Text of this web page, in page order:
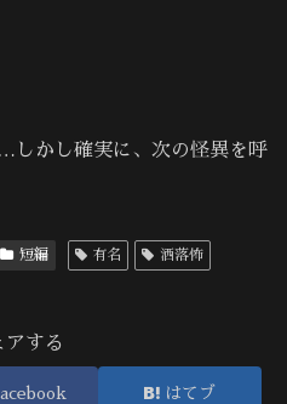
かし確実に、次の怪異を呼
短編 有名 洒落怖
アする
はてブ